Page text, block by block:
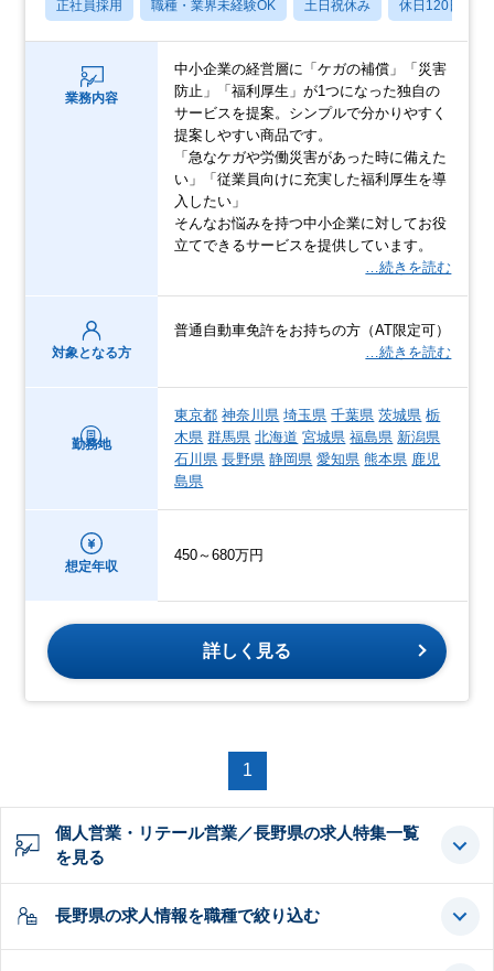
正社員採用 職種・業界未経験OK 土日祝休み 休日120日以上
業務内容
中小企業の経営層に「ケガの補償」「災害
防止」「福利厚生」が1つになった独自の
サービスを提案。シンプルで分かりやすく
提案しやすい商品です。
「急なケガや労働災害があった時に備えた
い」「従業員向けに充実した福利厚生を導
入したい」
そんなお悩みを持つ中小企業に対してお役
立てできるサービスを提供しています。
…続きを読む
対象となる方
普通自動車免許をお持ちの方（AT限定可）
…続きを読む
勤務地
東京都 神奈川県 埼玉県 千葉県 茨城県 栃
木県 群馬県 北海道 宮城県 福島県 新潟県
石川県 長野県 静岡県 愛知県 熊本県 鹿児
島県
想定年収
450～680万円
詳しく見る
1
個人営業・リテール営業／長野県の求人特集一覧
を見る
長野県の求人情報を職種で絞り込む